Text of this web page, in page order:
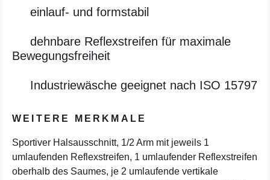
einlauf- und formstabil
dehnbare Reflexstreifen für maximale
Bewegungsfreiheit
Industriewäsche geeignet nach ISO 15797
WEITERE MERKMALE
Sportiver Halsausschnitt, 1/2 Arm mit jeweils 1
umlaufenden Reflexstreifen, 1 umlaufender Reflexstreifen
oberhalb des Saumes, je 2 umlaufende vertikale